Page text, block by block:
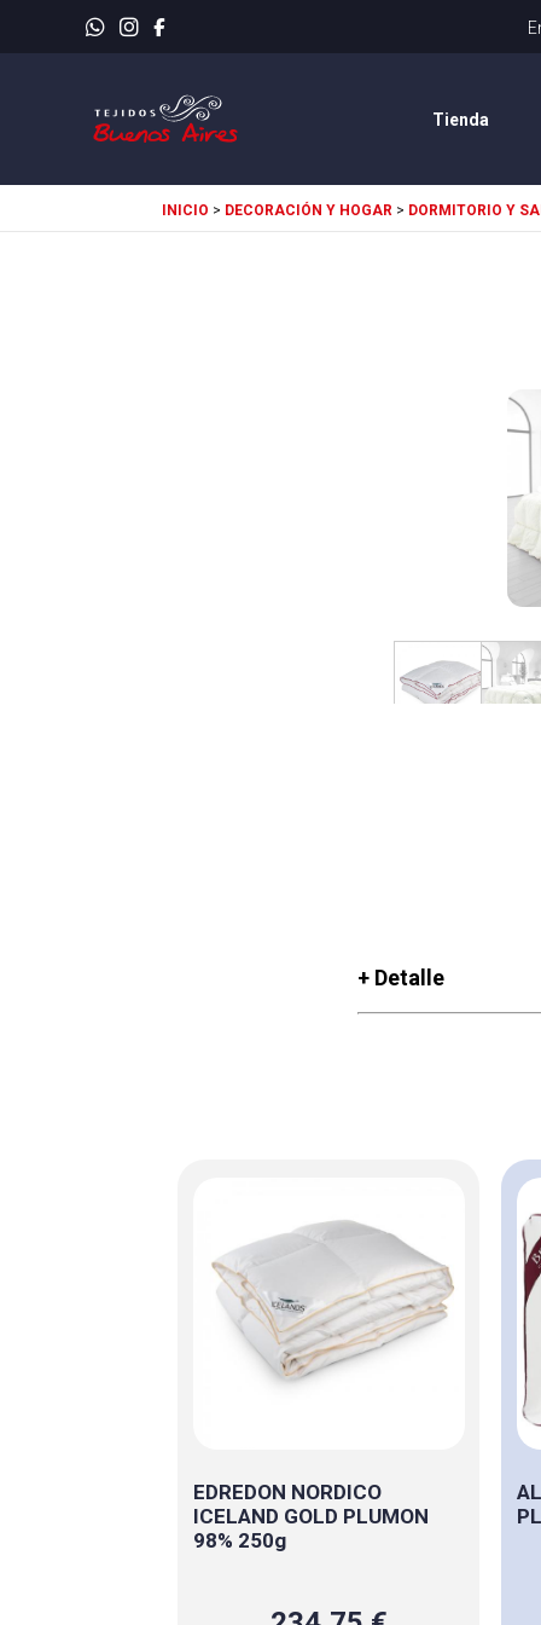
Tienda
INICIO > DECORACIÓN Y HOGAR > DORMITORIO Y
+ Detalle
EDREDON NORDICO
ICELAND GOLD PLUMON
98% 250g